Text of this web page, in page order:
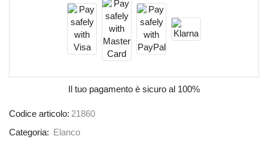
Il tuo pagamento è sicuro al 100%
Codice articolo: 21860
Categoria:
Elanco